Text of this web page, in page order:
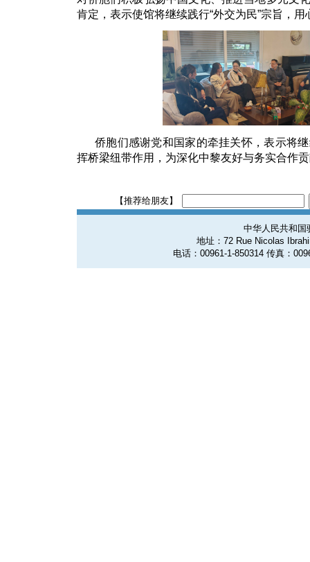
肯定，表示使馆将继续践行“外交为民”宗旨，
侨胞们感谢党和国家的牵挂关怀，表示将
挥桥梁纽带作用，为深化中黎友好与务实合作
【推荐给朋友】
中华人民共和国
地址：72 Rue Nicolas
电话：00961-1-850314 传真：